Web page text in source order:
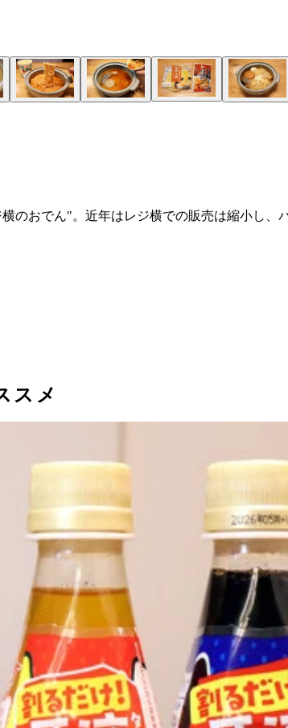
ても、そのまま煮込んでもOK！
倍増！ たんぱく質が豊富なのもうれしい
いも出るので、いろいろ入れると楽しい！
、だしをかけて食べるのがオススメだ
混ざることで味に深みが生まれる！
合わせはおでんの具としてパーフェクト！
んで食べると絶品和風トマトラーメンに！
いいとこ取り。バターを足してもウマい！
レーを入れるだけ。コク深いカレーうどんに！
引き立て、オシャレなウマさに進化！
のおでん"。近年はレジ横での販売は縮小し、
スメ